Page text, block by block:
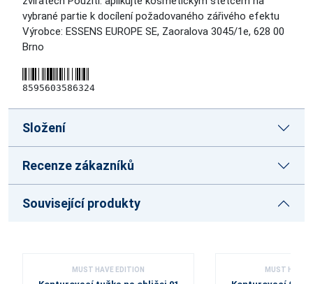
vybrané partie k docílení požadovaného zářivého efektu
Výrobce: ESSENS EUROPE SE, Zaoralova 3045/1e, 628 00
Brno
8595603586324
Složení
Recenze zákazníků
Související produkty
MUST HAVE EDITION MUST HAVE